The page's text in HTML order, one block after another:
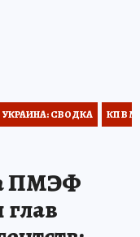
УКРАИНА: СВОДКА КП В
ПМЭФ
глав